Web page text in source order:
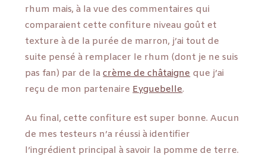
rhum mais, à la vue des commentaires qui
comparaient cette confiture niveau goût et
texture à de la purée de marron, j’ai tout de
suite pensé à remplacer le rhum (dont je ne suis
pas fan) par de lacrème de châtaigne que j’ai
reçu de mon partenaire Eyguebelle.
Au final, cette confiture est super bonne. Aucun
de mes testeurs n’a réussi à identifier
l’ingrédient principal à savoir la pomme de terre.